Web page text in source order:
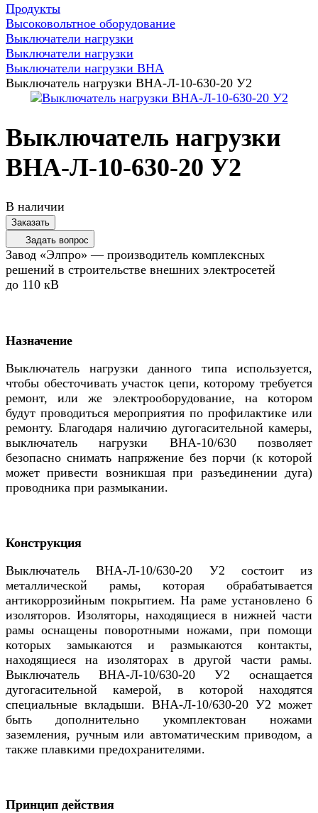
Продукты
Высоковольтное оборудование
Выключатели нагрузки
Выключатели нагрузки
Выключатели нагрузки ВНА
Выключатель нагрузки ВНА-Л-10-630-20 У2
Выключатель нагрузки
ВНА-Л-10-630-20 У2
В наличии
Заказать
Задать вопрос
Завод «Элпро» — производитель комплексных
решений в строительстве внешних электросетей
до 110 кВ
Назначение
Выключатель нагрузки данного типа используется,
чтобы обесточивать участок цепи, которому требуется
ремонт, или же электрооборудование, на котором
будут проводиться мероприятия по профилактике или
ремонту. Благодаря наличию дугогасительной камеры,
выключатель нагрузки ВНА-10/630 позволяет
безопасно снимать напряжение без порчи (к которой
может привести возникшая при разъединении дуга)
проводника при размыкании.
Конструкция
Выключатель ВНА-Л-10/630-20 У2 состоит из
металлической рамы, которая обрабатывается
антикоррозийным покрытием. На раме установлено 6
изоляторов. Изоляторы, находящиеся в нижней части
рамы оснащены поворотными ножами, при помощи
которых замыкаются и размыкаются контакты,
находящиеся на изоляторах в другой части рамы.
Выключатель ВНА-Л-10/630-20 У2 оснащается
дугогасительной камерой, в которой находятся
специальные вкладыши. ВНА-Л-10/630-20 У2 может
быть дополнительно укомплектован ножами
заземления, ручным или автоматическим приводом, а
также плавкими предохранителями.
Принцип действия